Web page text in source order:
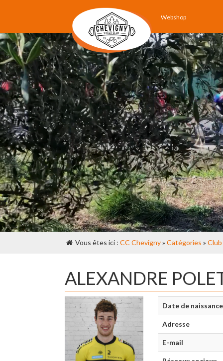
Webshop
Vous êtes ici : CC Chevigny» Catégories » Club
ALEXANDRE
Date de naissance
Adresse
E-mail